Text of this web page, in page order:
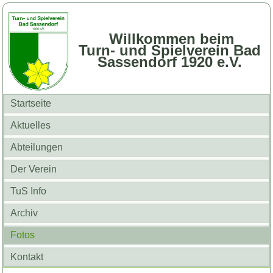
Willkommen beim
Turn- und Spielverein Bad
Sassendorf 1920 e.V.
Startseite
Aktuelles
Abteilungen
Der Verein
TuS Info
Archiv
Fotos
Kontakt